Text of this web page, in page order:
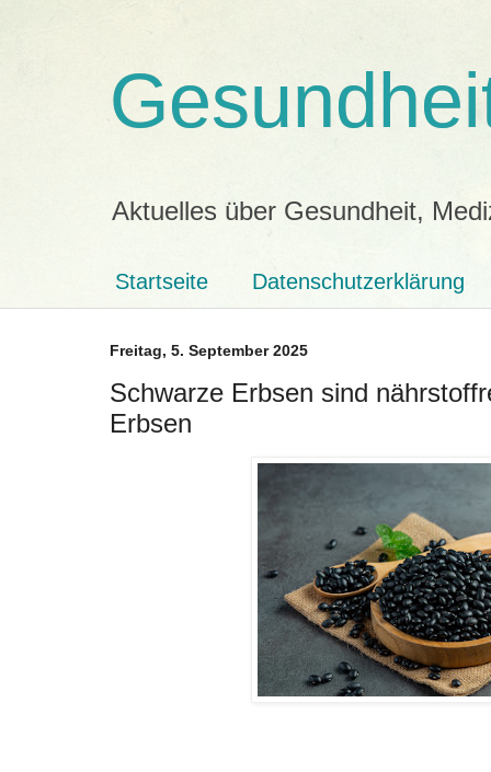
Aktuelles über Gesundheit,
Startseite Datenschutzerklärung
Freitag, 5. September 2025
Schwarze Erbsen sind
Erbsen